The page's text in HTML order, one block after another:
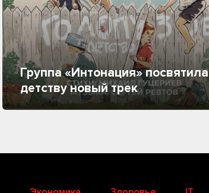
Группа «Интонация» посвятила
детству новый трек